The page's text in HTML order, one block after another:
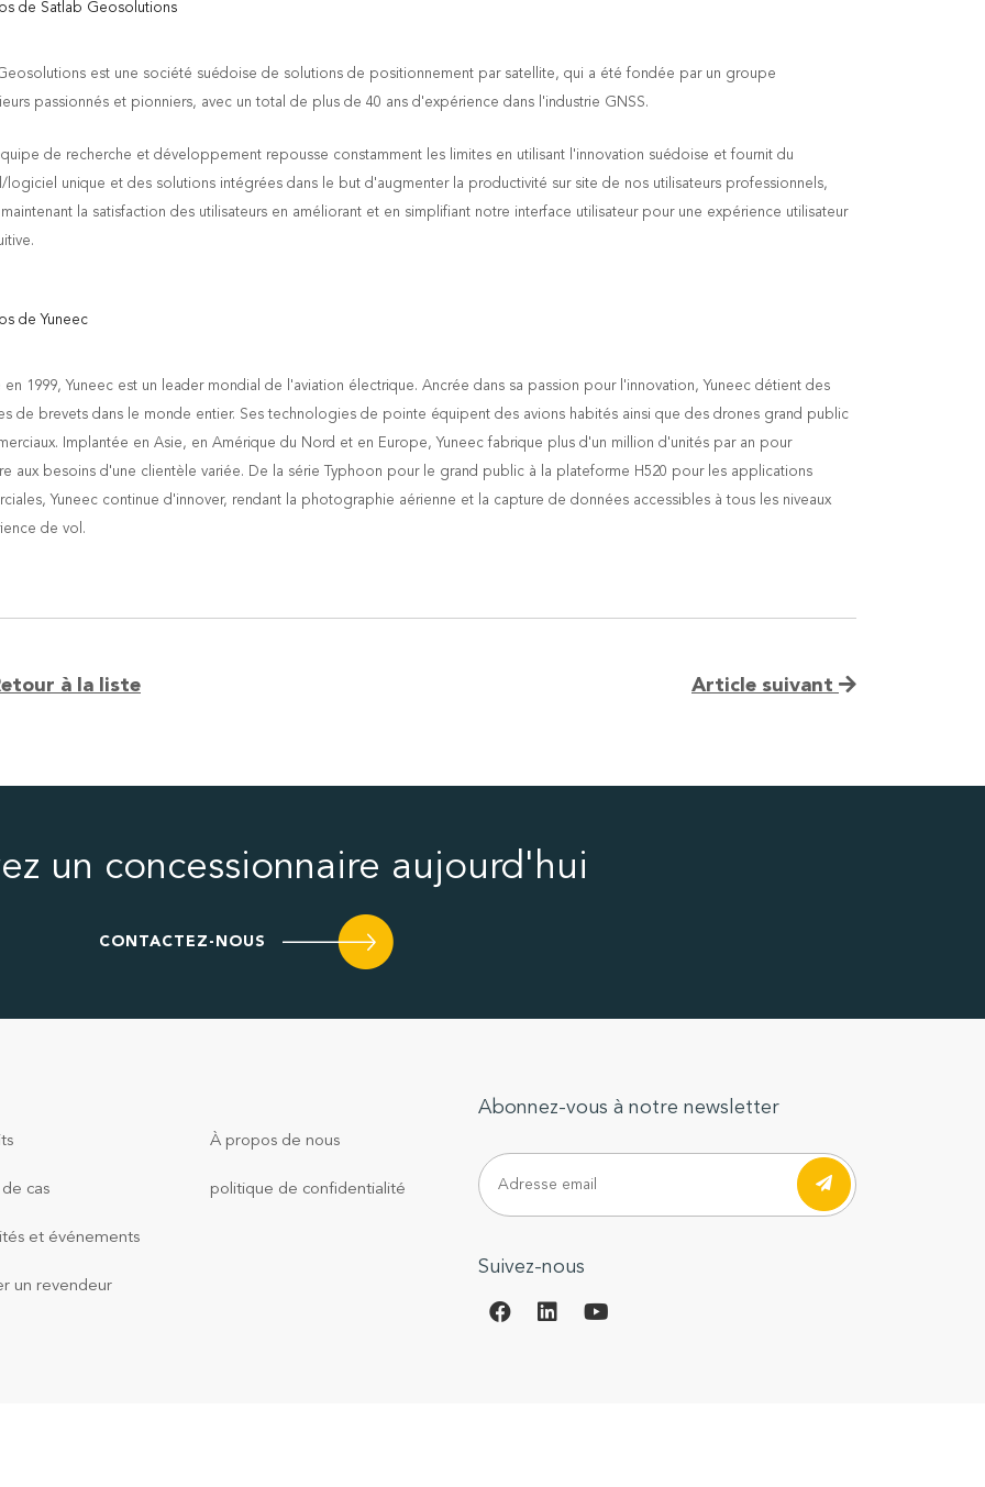
de Satlab Geosolutions
est une société suédoise de solutions de positionnement par satellite, qui a été fondée par un groupe
passionnés et pionniers, avec un total de plus de 40 ans d'expérience dans l'industrie GNSS.
de recherche et développement repousse constamment les limites en utilisant l'innovation suédoise et fournit du
logiciel unique et des solutions intégrées dans le but d'augmenter la productivité sur site de nos utilisateurs professionnels,
la satisfaction des utilisateurs en améliorant et en simplifiant notre interface utilisateur pour une expérience utilisateur
de Yuneec
en 1999, Yuneec est un leader mondial de l'aviation électrique. Ancrée dans sa passion pour l'innovation, Yuneec détient des
de brevets dans le monde entier. Ses technologies de pointe équipent des avions habités ainsi que des drones grand public
Implantée en Asie, en Amérique du Nord et en Europe, Yuneec fabrique plus d'un million d'unités par an pour
aux besoins d'une clientèle variée. De la série Typhoon pour le grand public à la plateforme H520 pour les applications
Yuneec continue d'innover, rendant la photographie aérienne et la capture de données accessibles à tous les niveaux
de vol.
à la liste Article suivant
un concessionnaire aujourd'hui
CONTACTEZ-NOUS
cas
et événements
un revendeur
À propos de nous
politique de confidentialité
Abonnez-vous à notre newsletter
Suivez-nous